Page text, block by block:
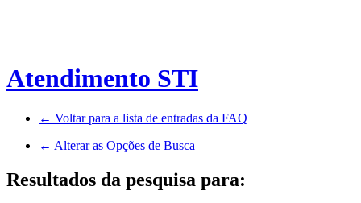
Atendimento STI
← Voltar para a lista de entradas da FAQ
← Alterar as Opções de Busca
Resultados da pesquisa para: